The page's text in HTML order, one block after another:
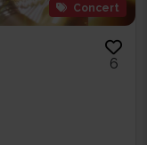
Concert
6